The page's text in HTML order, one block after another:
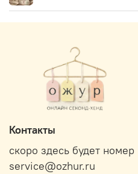
Контакты
скоро здесь будет номер
service@ozhur.ru